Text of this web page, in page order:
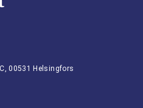
00531 Helsingfors